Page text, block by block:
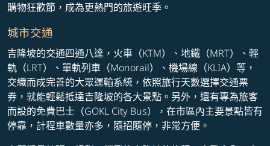
購物狂歡節，成為更熱門的旅遊旺季。
城市交通
吉隆坡的交通四通八達，火車（KTM）、地鐵（MRT）、輕
軌（LRT）、單軌列車（Monorail）、機場線（KLIA）等，
交織而成完善的大眾運輸系統，依照旅行天數選擇交通票
券，就能輕鬆抵達吉隆坡的各大景點。另外，還有專為旅客
而設的免費巴士（GOKL City Bus），在市區內主要景點皆有
停靠，計程車數量亦多，隨招隨停，非常方便。